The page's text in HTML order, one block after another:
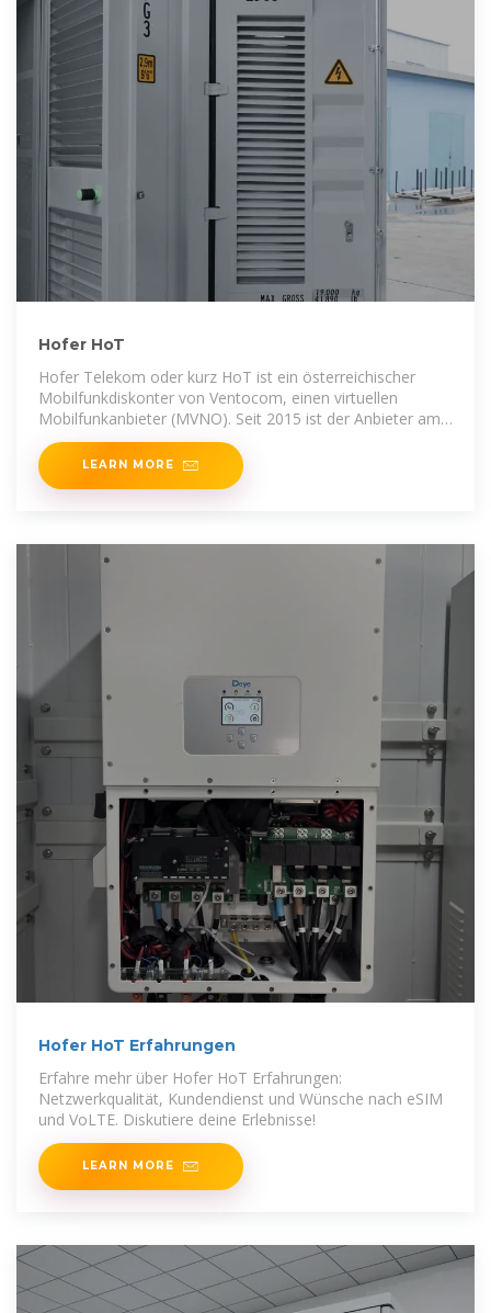
Hofer HoT
Hofer Telekom oder kurz HoT ist ein österreichischer
Mobilfunkdiskonter von Ventocom, einen virtuellen
Mobilfunkanbieter (MVNO). Seit 2015 ist der Anbieter am
Markt
LEARN MORE
Hofer HoT Erfahrungen
Erfahre mehr über Hofer HoT Erfahrungen:
Netzwerkqualität, Kundendienst und Wünsche nach eSIM
und VoLTE. Diskutiere deine Erlebnisse!
LEARN MORE